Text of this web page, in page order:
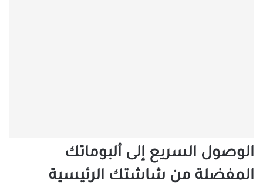
الوصول السريع إلى ألبوماتك
المفضلة من شاشتك الرئيسية